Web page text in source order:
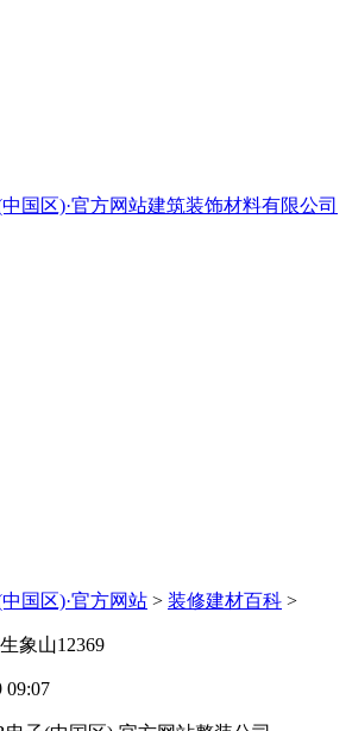
国区)·官方网站 > 装修建材百科 >
象山12369
09:07